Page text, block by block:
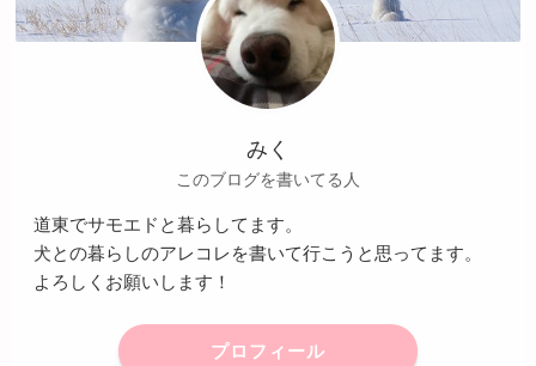
みく
このブログを書いてる人
道東でサモエドと暮らしてます。
犬との暮らしのアレコレを書いて行こうと思ってます。
よろしくお願いします！
プロフィール